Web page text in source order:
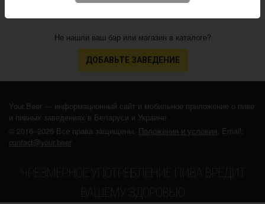
Не нашли ваш бар или магазин в каталоге?
ДОБАВЬТЕ ЗАВЕДЕНИЕ
Your.Beer — информационный сайт и мобильное приложение о пиве
и пивных заведениях в Беларуси и Украине
© 2016–2026 Все права защищены. Положения и условия. Email:
contact@your.beer
ЧРЕЗМЕРНОЕ УПОТРЕБЛЕНИЕ ПИВА ВРЕДИТ
ВАШЕМУ ЗДОРОВЬЮ